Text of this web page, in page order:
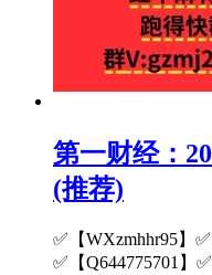
第一财经：
(推荐)
✅【WXzmhhr95】
✅【Q644775701】